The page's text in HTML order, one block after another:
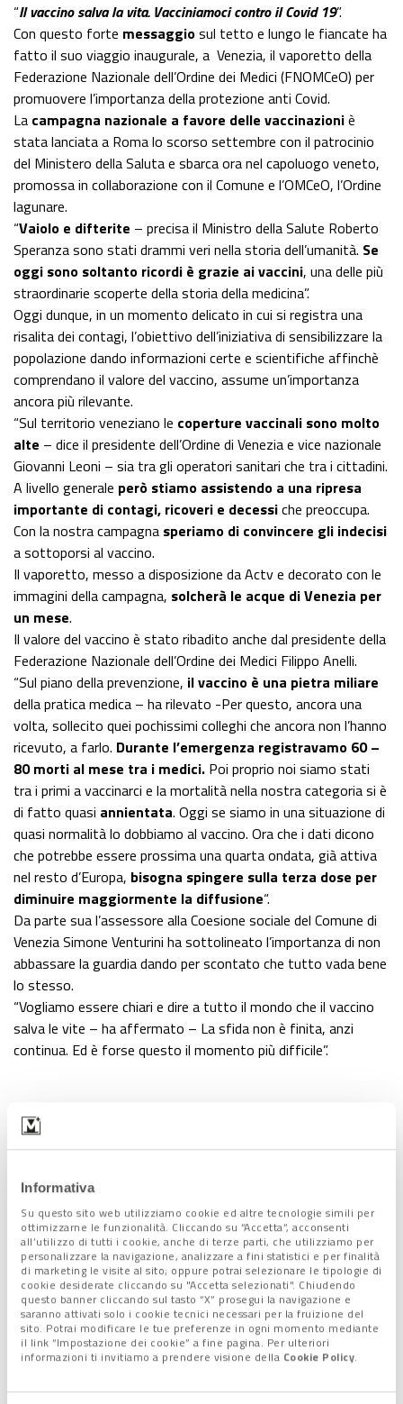
Informativa
Su questo sito web utilizziamo cookie ed altre tecnologie simili per
ottimizzarne le funzionalità. Cliccando su “Accetta”, acconsenti
all’utilizzo di tutti i cookie, anche di terze parti, che utilizziamo per
personalizzare la navigazione, analizzare a fini statistici e per finalità
di marketing le visite al sito; oppure potrai selezionare le tipologie di
cookie desiderate cliccando su "Accetta selezionati". Chiudendo
questo banner cliccando sul tasto “X” prosegui la navigazione e
saranno attivati solo i cookie tecnici necessari per la fruizione del
sito. Potrai modificare le tue preferenze in ogni momento mediante
il link “Impostazione dei cookie” a fine pagina. Per ulteriori
informazioni ti invitiamo a prendere visione della Cookie Policy.
“Il vaccino salva la vita. Vacciniamoci contro il Covid 19”.
Con questo forte messaggiosul tetto e lungo le fiancate ha
fatto il suo viaggio inaugurale, a Venezia, il vaporetto della
Federazione Nazionale dell’Ordine dei Medici (FNOMCeO) per
promuovere l’importanza della protezione anti Covid.
La campagna nazionale a favore delle vaccinazioniè
stata lanciata a Roma lo scorso settembre con il patrocinio
del Ministero della Saluta e sbarca ora nel capoluogo veneto,
promossa in collaborazione con il Comune e l’OMCeO, l’Ordine
lagunare.
“Vaiolo e difterite – precisa il Ministro della Salute Roberto
Speranza sono stati drammi veri nella storia dell’umanità. Se
oggi sono soltanto ricordi è grazie ai vaccini, una delle più
straordinarie scoperte della storia della medicina”.
Oggi dunque, in un momento delicato in cui si registra una
risalita dei contagi, l’obiettivo dell’iniziativa di sensibilizzare la
popolazione dando informazioni certe e scientifiche affinchè
comprendano il valore del vaccino, assume un’importanza
ancora più rilevante.
“Sul territorio veneziano le coperture vaccinali sono molto
alte – dice il presidente dell’Ordine di Venezia e vice nazionale
Giovanni Leoni – sia tra gli operatori sanitari che tra i cittadini.
A livello generale però stiamo assistendo a una ripresa
importante di contagi, ricoveri e decessiche preoccupa.
Con la nostra campagna speriamo di convincere gli indecisi
a sottoporsi al vaccino.
Il vaporetto, messo a disposizione da Actv e decorato con le
immagini della campagna, solcherà le acque di Venezia per
un mese.
Il valore del vaccino è stato ribadito anche dal presidente della
Federazione Nazionale dell’Ordine dei Medici Filippo Anelli.
“Sul piano della prevenzione, il vaccino è una pietra miliare
della pratica medica – ha rilevato -Per questo, ancora una
volta, sollecito quei pochissimi colleghi che ancora non l’hanno
ricevuto, a farlo. Durante l’emergenza registravamo 60 –
80 morti al mese tra i medici. Poi proprio noi siamo stati
tra i primi a vaccinarci e la mortalità nella nostra categoria si è
di fatto quasi annientata. Oggi se siamo in una situazione di
quasi normalità lo dobbiamo al vaccino. Ora che i dati dicono
che potrebbe essere prossima una quarta ondata, già attiva
nel resto d’Europa, bisogna spingere sulla terza dose per
diminuire maggiormente la diffusione“.
Da parte sua l’assessore alla Coesione sociale del Comune di
Venezia Simone Venturini ha sottolineato l’importanza di non
abbassare la guardia dando per scontato che tutto vada bene
lo stesso.
“Vogliamo essere chiari e dire a tutto il mondo che il vaccino
salva le vite – ha affermato – La sfida non è finita, anzi
continua. Ed è forse questo il momento più difficile”.
Lascia un commento +
Tag:vaccino
Condividi l'articolo:
Share on Facebook
Share on Twitter
Share on E-Mail
Share on WhatsApp
Share on Telegram
Leggi anche:
4 Gennaio 2023